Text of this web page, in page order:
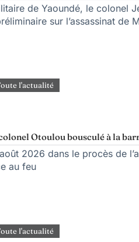
de Yaoundé, le colonel
sur l’assassinat de
l'actualité
Otoulou bousculé à la
2026 dans le procès de
au feu
l'actualité